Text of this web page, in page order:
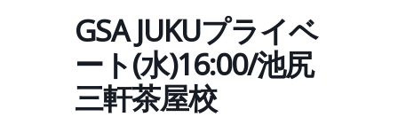
GSA JUKUプライベ
ート(水)16:00/池尻
三軒茶屋校